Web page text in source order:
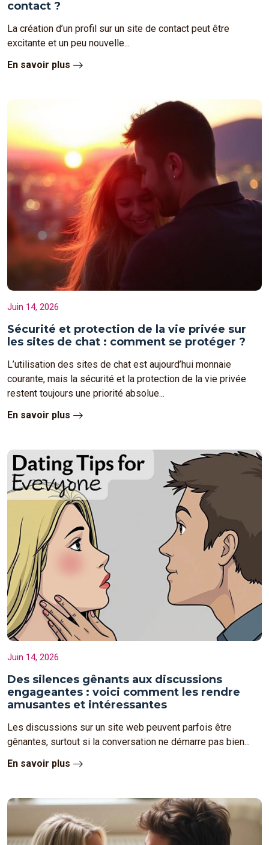
contact ?
La création d’un profil sur un site de contact peut être
excitante et un peu nouvelle...
En savoir plus
Juin 14, 2026
Sécurité et protection de la vie privée sur
les sites de chat : comment se protéger ?
L’utilisation des sites de chat est aujourd’hui monnaie
courante, mais la sécurité et la protection de la vie privée
restent toujours une priorité absolue...
En savoir plus
Juin 14, 2026
Des silences gênants aux discussions
engageantes : voici comment les rendre
amusantes et intéressantes
Les discussions sur un site web peuvent parfois être
gênantes, surtout si la conversation ne démarre pas bien...
En savoir plus